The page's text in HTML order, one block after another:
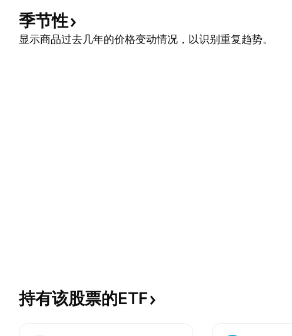
季节性
显示商品过去几年的价格变动情况，以识别重复趋势。
持有该股票的ETF